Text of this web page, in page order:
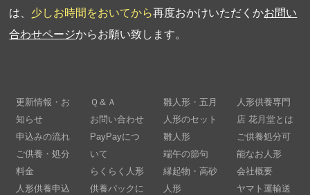
は、 少しお時間をおいてから再度おかけいただくかお問い
合わせページからお願い致します。
更新情報・お
知らせ
申込みの流れ
ご供養・処分
料金
人形供養申込
Ｑ＆Ａ
お問い合わせ
PayPayにつ
いて
らくらく人形
供養パックに
雛人形・五月
人形のセット
雛人形
端午の節句
縁起物・高砂
人形
人形供養専門
店 花月堂とは
ご供養処分可
能なお人形
会社概要
ヤマト運輸送